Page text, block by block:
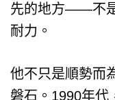
先的地方——不
耐力。
他不只是順勢而
磐石。1990年代